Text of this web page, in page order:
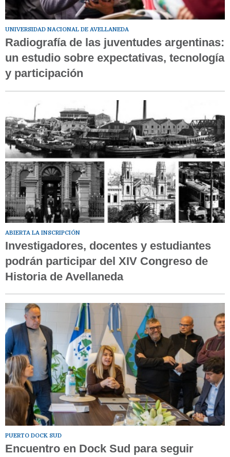
UNIVERSIDAD NACIONAL DE AVELLANEDA
Radiografía de las juventudes argentinas:
un estudio sobre expectativas, tecnología
y participación
ABIERTA LA INSCRIPCIÓN
Investigadores, docentes y estudiantes
podrán participar del XIV Congreso de
Historia de Avellaneda
PUERTO DOCK SUD
Encuentro en Dock Sud para seguir